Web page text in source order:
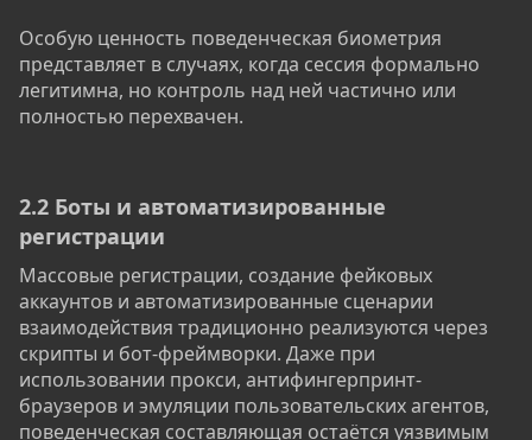
Особую ценность поведенческая биометрия
представляет в случаях, когда сессия формально
легитимна, но контроль над ней частично или
полностью перехвачен.
2.2 Боты и автоматизированные
регистрации​
Массовые регистрации, создание фейковых
аккаунтов и автоматизированные сценарии
взаимодействия традиционно реализуются через
скрипты и бот-фреймворки. Даже при
использовании прокси, антифингерпринт-
браузеров и эмуляции пользовательских агентов,
поведенческая составляющая остаётся уязвимым